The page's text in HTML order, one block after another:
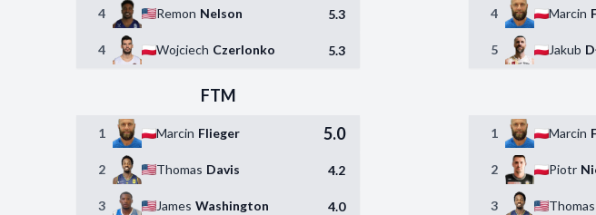
4 Remon Nelson 5.3
4 Wojciech Czerlonko 5.3
4 Marcin
5 Jakub
FTM
1 Marcin Flieger 5.0
2 Thomas Davis 4.2
3 James Washington 4.0
1 Marcin
2 Piotr
3 Thomas